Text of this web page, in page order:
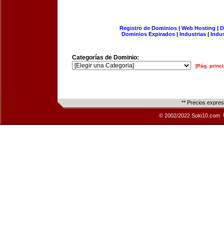
Registro de Dominios| Web Hosting |
Dominios Expirados | Industrias |
Categorías de Dominio:
[Pág.
** Precios
© 2002/2022 Solo10.com